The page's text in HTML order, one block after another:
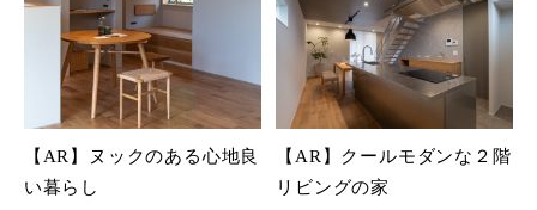
【AR】ヌックのある心地良
い暮らし
【AR】クールモダンな２階
リビングの家